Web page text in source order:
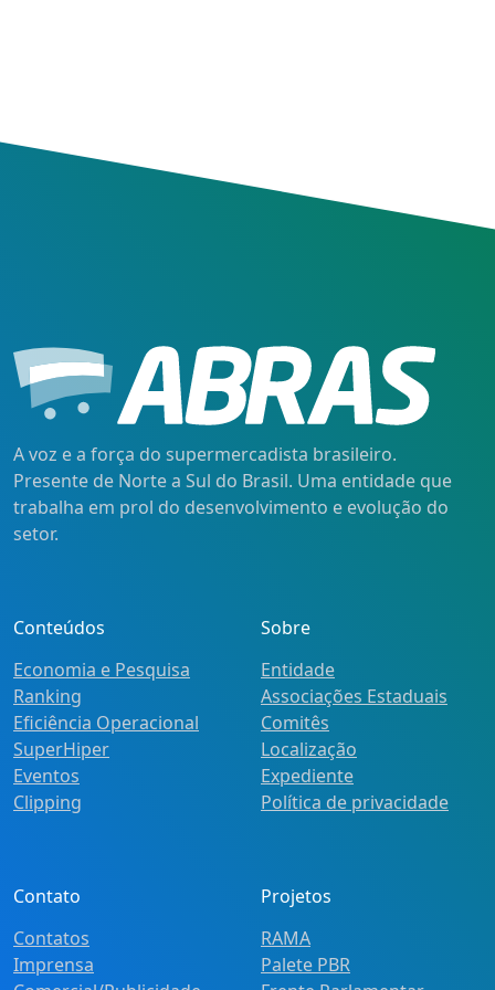
A voz e a força do supermercadista brasileiro.
Presente de Norte a Sul do Brasil. Uma entidade que
trabalha em prol do desenvolvimento e evolução do
setor.
Conteúdos
Economia e Pesquisa
Ranking
Eficiência Operacional
SuperHiper
Eventos
Clipping
Sobre
Entidade
Associações Estaduais
Comitês
Localização
Expediente
Política de privacidade
Contato
Contatos
Imprensa
Projetos
RAMA
Palete PBR